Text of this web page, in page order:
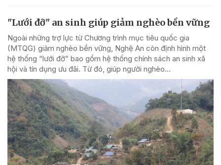
"Lưới đỡ" an sinh giúp giảm nghèo bền vững
Ngoài những trợ lực từ Chương trình mục tiêu quốc gia
(MTQG) giảm nghèo bền vững, Nghệ An còn định hình một
hệ thống “lưới đỡ” bao gồm hệ thống chính sách an sinh xã
hội và tín dụng ưu đãi. Từ đó, giúp người nghèo...